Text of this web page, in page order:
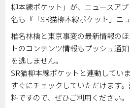
柳本線ポケット」が、ニュースア
名も『「SR猫柳本線ポケット」ニ
椎名林檎と東京事変の最新情報の
トのコンテンツ情報もプッシュ通
を逃しません。
SR猫柳本線ポケットと連動してい
すぐにチェックしていただけます
料ですので、ぜひご利用ください。